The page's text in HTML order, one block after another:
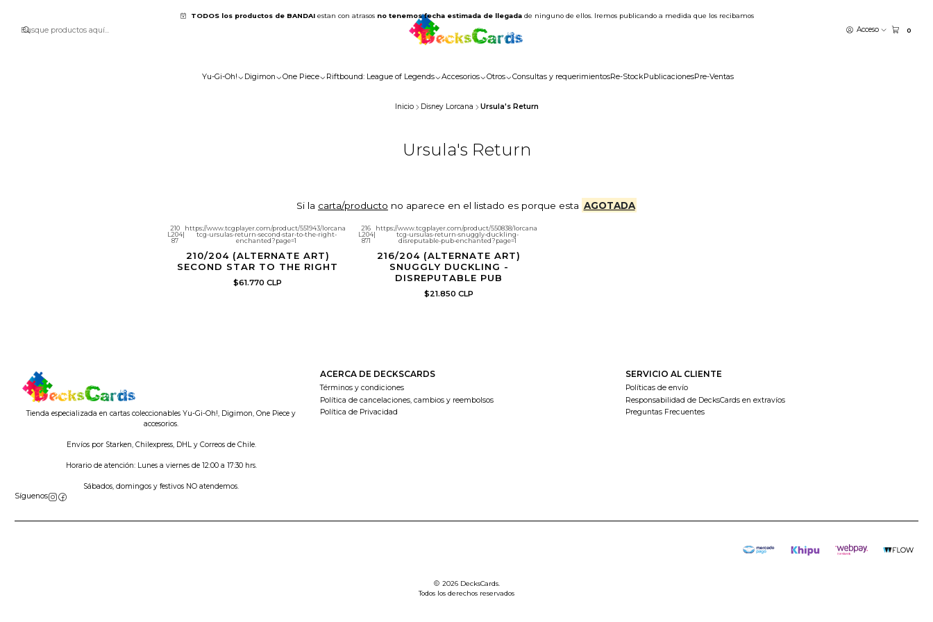
Acceso 0
Yu-Gi-Oh! Digimon One Piece Riftbound: League of Legends Accesorios Otros Consultas y requerimientosRe-StockPublicacionesPre-Ventas
TODOS los productos de BANDAI estan con atrasos no tenemos fecha estimada de llegadade ninguno de ellos. Iremos publicando a medida que los recibamos
Inicio Disney Lorcana Ursula's Return
Ursula's Return
Si la carta/producto no aparece en el listado es porque esta AGOTADA
210
L204
87
|
https://www.tcgplayer.com/product/551943/lorcana-
tcg-ursulas-return-second-star-to-the-right-
enchanted?page=1
210/204 (ALTERNATE ART)
SECOND STAR TO THE RIGHT
$61.770 CLP
216
L204
871
|
https://www.tcgplayer.com/product/550838/lorcana-
tcg-ursulas-return-snuggly-duckling-
disreputable-pub-enchanted?page=1
216/204 (ALTERNATE ART)
SNUGGLY DUCKLING -
DISREPUTABLE PUB
$21.850 CLP
Tienda especializada en cartas coleccionables Yu-Gi-Oh!, Digimon, One Piece y
accesorios.
Envíos por Starken, Chilexpress, DHL y Correos de Chile.
Horario de atención: Lunes a viernes de 12:00 a 17:30 hrs.
Sábados, domingos y festivos NO atendemos.
Síguenos
ACERCA DE DECKSCARDS
Términos y condiciones
Política de cancelaciones, cambios y reembolsos
Política de Privacidad
SERVICIO AL CLIENTE
Políticas de envío
Responsabilidad de DecksCards en extravíos
Preguntas Frecuentes
2026 DecksCards.
Todos los derechos reservados